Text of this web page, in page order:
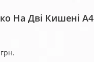
На Дві Кишені А4
грн.